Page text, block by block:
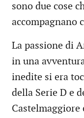
sono due cose
accompagnano
La passione di
in una
inedite si era
della Serie D e
Castelmaggiore